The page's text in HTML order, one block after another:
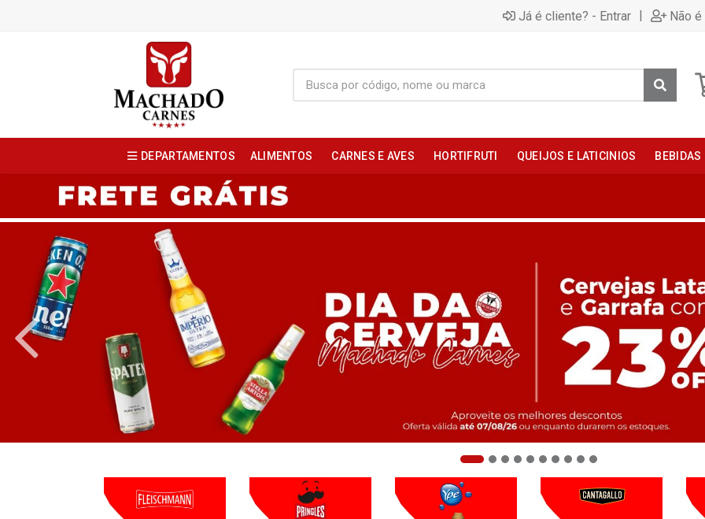
Já é cliente? - Entrar | Não
DEPARTAMENTOS ALIMENTOS CARNES E AVES HORTIFRUTI QUEIJOS E LATICINIOS BEBIDAS